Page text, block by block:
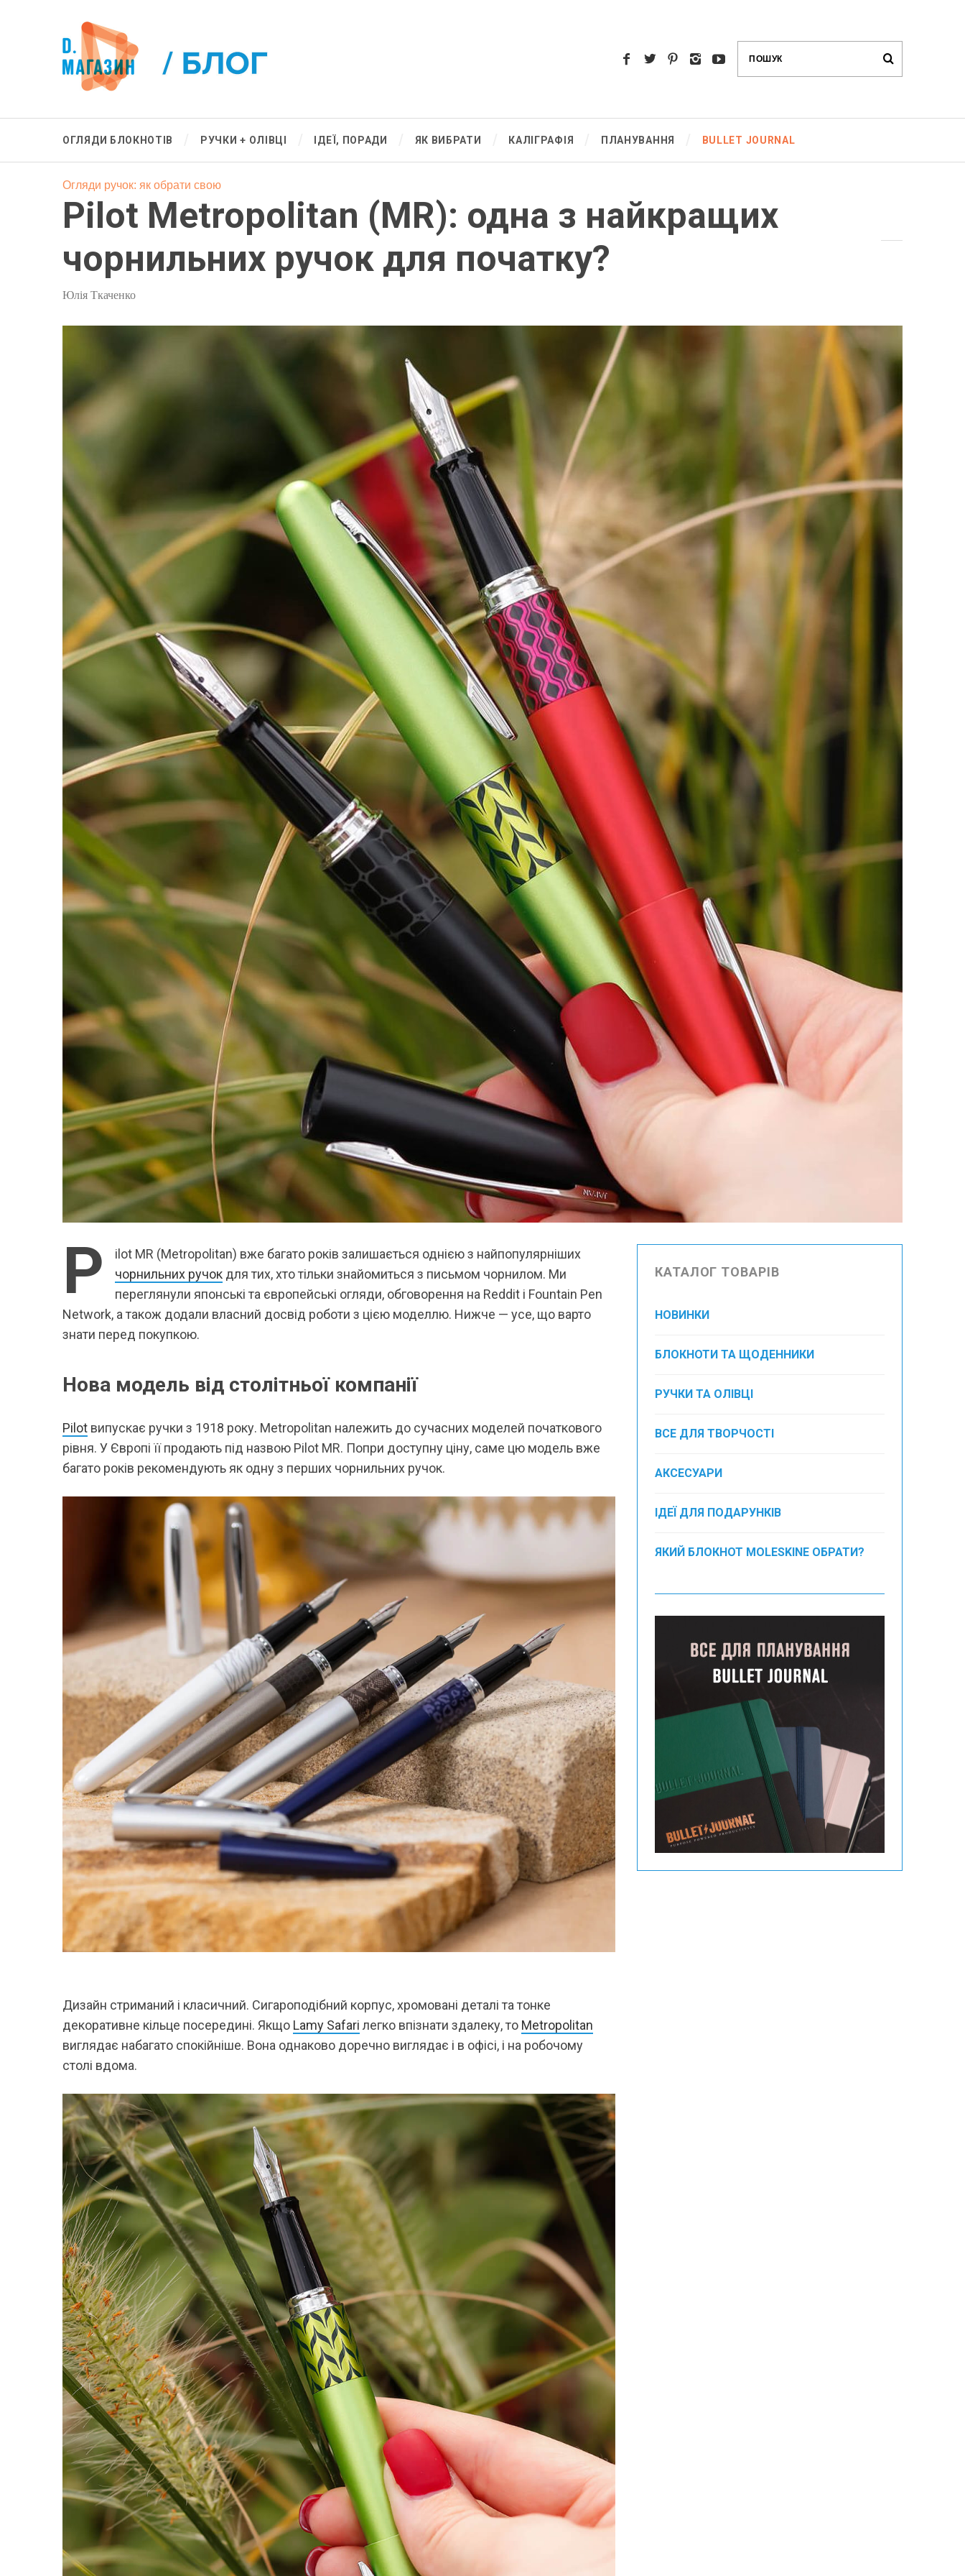
ОГЛЯДИ БЛОКНОТІВ РУЧКИ + ОЛІВЦІ ІДЕЇ, ПОРАДИ ЯК ВИБРАТИ КАЛІГРАФІЯ ПЛАНУВАННЯ BULLET JOURNAL
Огляди ручок: як обрати свою
Pilot Metropolitan (MR): одна з найкращих
чорнильних ручок для початку?
Юлія Ткаченко
P
ilot MR (Metropolitan) вже багато років залишається однією з найпопулярніших
чорнильних ручок для тих, хто тільки знайомиться з письмом чорнилом. Ми
переглянули японські та європейські огляди, обговорення на Reddit і Fountain Pen
Network, а також додали власний досвід роботи з цією моделлю. Нижче — усе, що варто
знати перед покупкою.
Нова модель від столітньої компанії
Pilot випускає ручки з 1918 року. Metropolitan належить до сучасних моделей початкового
рівня. У Європі її продають під назвою Pilot MR. Попри доступну ціну, саме цю модель вже
багато років рекомендують як одну з перших чорнильних ручок.
Дизайн стриманий і класичний. Сигароподібний корпус, хромовані деталі та тонке
декоративне кільце посередині. Якщо Lamy Safari легко впізнати здалеку, то Metropolitan
виглядає набагато спокійніше. Вона однаково доречно виглядає і в офісі, і на робочому
столі вдома.
КАТАЛОГ ТОВАРІВ
НОВИНКИ
БЛОКНОТИ ТА ЩОДЕННИКИ
РУЧКИ ТА ОЛІВЦІ
ВСЕ ДЛЯ ТВОРЧОСТІ
АКСЕСУАРИ
ІДЕЇ ДЛЯ ПОДАРУНКІВ
ЯКИЙ БЛОКНОТ MOLESKINE ОБРАТИ?